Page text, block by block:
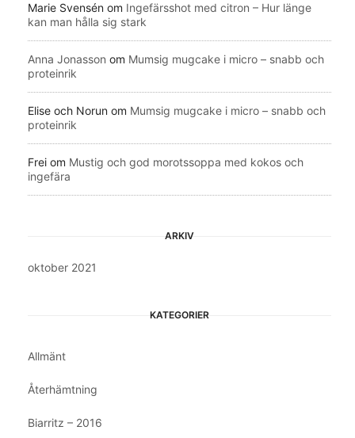
Marie Svensén om Ingefärsshot med citron – Hur länge
kan man hålla sig stark
Anna Jonasson om Mumsig mugcake i micro – snabb och
proteinrik
Elise och Norun om Mumsig mugcake i micro – snabb och
proteinrik
Frei om Mustig och god morotssoppa med kokos och
ingefära
ARKIV
oktober 2021
KATEGORIER
Allmänt
Återhämtning
Biarritz – 2016